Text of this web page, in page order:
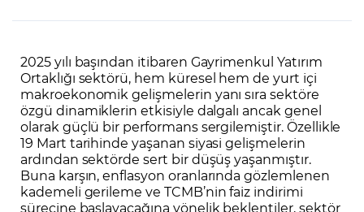
2025 yılı başından itibaren Gayrimenkul Yatırım
Ortaklığı sektörü, hem küresel hem de yurt içi
makroekonomik gelişmelerin yanı sıra sektöre
özgü dinamiklerin etkisiyle dalgalı ancak genel
olarak güçlü bir performans sergilemiştir. Özellikle
19 Mart tarihinde yaşanan siyasi gelişmelerin
ardından sektörde sert bir düşüş yaşanmıştır.
Buna karşın, enflasyon oranlarında gözlemlenen
kademeli gerileme ve TCMB’nin faiz indirimi
sürecine başlayacağına yönelik beklentiler, sektör